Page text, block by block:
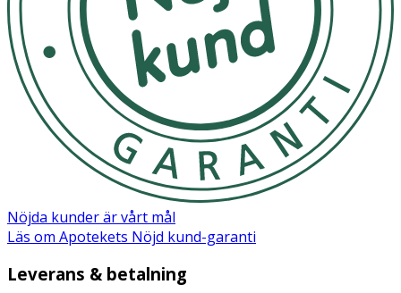
Nöjda kunder är vårt mål
Läs om Apotekets Nöjd kund-garanti
Leverans & betalning